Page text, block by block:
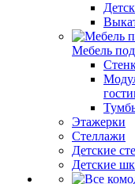
Мебель
Этажерки
Стеллажи
Детские
Детские